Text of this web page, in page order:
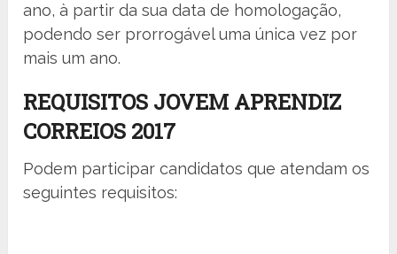
ano, à partir da sua data de homologação,
podendo ser prorrogável uma única vez por
mais um ano.
REQUISITOS JOVEM APRENDIZ
CORREIOS 2017
Podem participar candidatos que atendam os
seguintes requisitos: